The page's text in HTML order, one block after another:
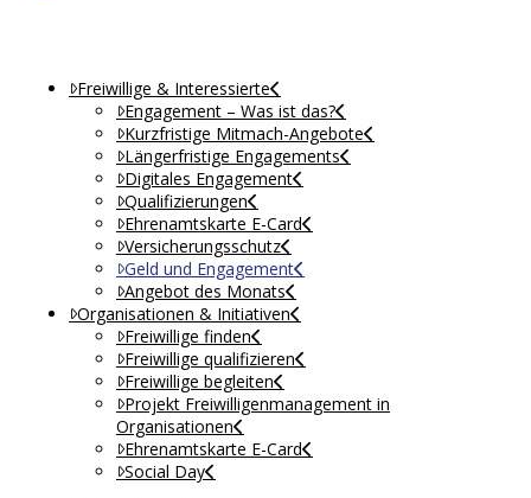
Freiwillige & Interessierte
Engagement – Was ist das?
Kurzfristige Mitmach-Angebote
Längerfristige Engagements
Digitales Engagement
Qualifizierungen
Ehrenamtskarte E-Card
Versicherungsschutz
Geld und Engagement
Angebot des Monats
Organisationen & Initiativen
Freiwillige finden
Freiwillige qualifizieren
Freiwillige begleiten
Projekt Freiwilligenmanagement in
Organisationen
Ehrenamtskarte E-Card
Social Day